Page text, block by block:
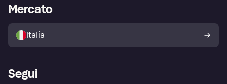
Esplora i negozi
Politica di protezione
dell'acquirente Klarna
Accesso aziende
Mercato
Italia
Segui